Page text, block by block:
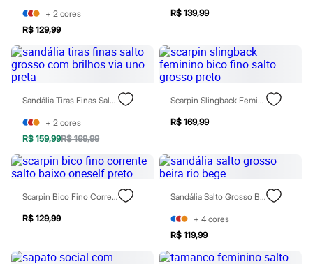
Moda esportiva
Shorts e Saias
Vestidos
Masculino
Em alta
Dia dos Pais
Inverno
Novidades
Bermudas
Camisas
Camisetas e Regatas
Casacos e Jaquetas
Polos
Acessórios
Bolsas e Mochilas
Cintos
+ 2 cores
R$ 129,99
R$ 139,99
Sandália Tiras Finas Salto Grosso Com Brilhos Via Uno Preta
+ 2 cores
R$ 159,99R$ 169,99
Scarpin Slingback Feminino Bico Fino Salto Grosso Preto
R$ 169,99
Scarpin Bico Fino Corrente Salto Baixo Oneself Preto
R$ 129,99
Sandália Salto Grosso Beira Rio Bege
+ 4 cores
R$ 119,99